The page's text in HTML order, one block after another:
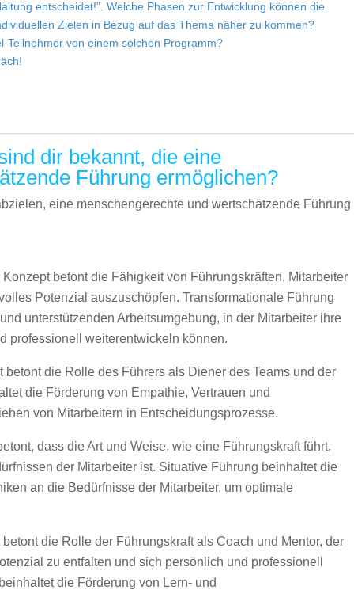
entscheidet!”. Welche Phasen zur Entwicklung können die
Zielen in Bezug auf das Thema näher zu kommen?
Teilnehmer von einem solchen Programm?
dir bekannt, die eine
Führung ermöglichen?
eine menschengerechte und wertschätzende Führung
betont die Fähigkeit von Führungskräften, Mitarbeiter
Potenzial auszuschöpfen. Transformationale Führung
unterstützenden Arbeitsumgebung, in der Mitarbeiter ihre
professionell weiterentwickeln können.
die Rolle des Führers als Diener des Teams und der
die Förderung von Empathie, Vertrauen und
von Mitarbeitern in Entscheidungsprozesse.
dass die Art und Weise, wie eine Führungskraft führt,
der Mitarbeiter ist. Situative Führung beinhaltet die
an die Bedürfnisse der Mitarbeiter, um optimale
die Rolle der Führungskraft als Coach und Mentor, der
zu entfalten und sich persönlich und professionell
die Förderung von Lern- und